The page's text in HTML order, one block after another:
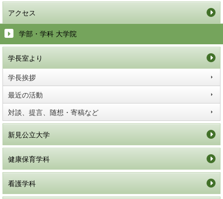
アクセス
学部・学科 大学院
学長室より
学長挨拶
最近の活動
対談、提言、随想・寄稿など
新見公立大学
健康保育学科
看護学科